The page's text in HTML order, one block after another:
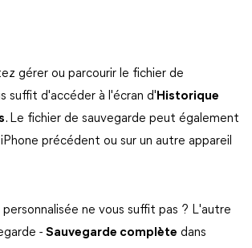
gérer ou parcourir le fichier de
suffit d'accéder à l'écran d' Historique
. Le fichier de sauvegarde peut également
précédent ou sur un autre appareil
ne vous suffit pas ? L'autre
- Sauvegarde complète dans